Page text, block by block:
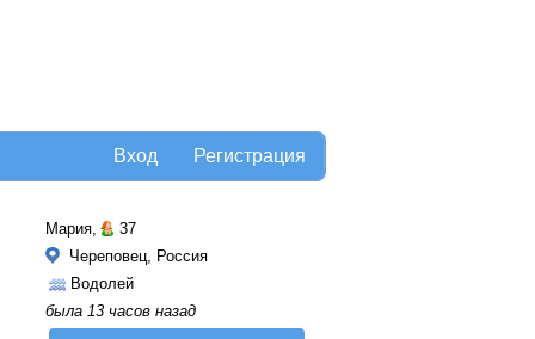
Регистрация
Вход
Мария,
37
Череповец, Россия
Водолей
была 13 часов назад